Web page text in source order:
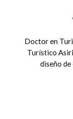
Doctor en
Turístico
diseño